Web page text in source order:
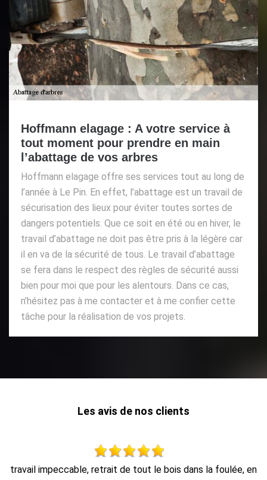
Hoffmann elagage : A votre service à
tout moment pour prendre en main
l’abattage de vos arbres
Hoffmann elagage offre ses services tout au long de
l’année à Le Pin. En effet, l’abattage est un travail de
sécurisation des lieux pour éviter toutes sortes de
dangers potentiels. Que ce soit en été ou en hiver, le
travail d’abattage ne doit pas être pris à la légère car
il en va de la sécurité de tous. Le travail d’abattage
se fera dans le respect des règles de sécurité aussi
bien pour moi que pour les alentours. Dans ce cas,
n’hésitez pas à me contacter et à me confier cette
tâche pour la réalisation de vos projets.
Les avis de nos clients
Travail propre et rapide, et enlèvement des déchets.